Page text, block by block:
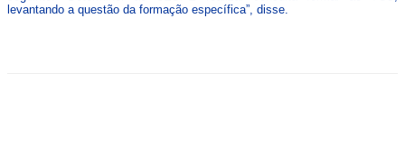
levantando a questão da formação específica”, disse.